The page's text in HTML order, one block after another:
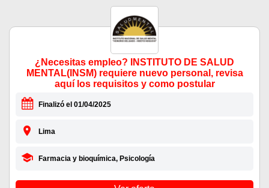
¿Necesitas empleo? INSTITUTO DE SALUD
MENTAL(INSM) requiere nuevo personal, revisa
aquí los requisitos y como postular
Finalizó el 01/04/2025
Lima
Farmacia y bioquímica, Psicología